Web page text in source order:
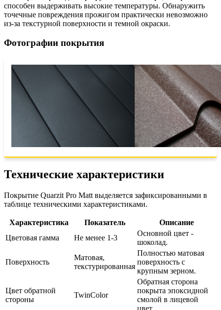
способен выдерживать высокие температуры. Обнаружить
точечные повреждения прожигом практически невозможно
из-за текстурной поверхности и темной окраски.
Фотографии покрытия
Технические характеристики
Покрытие Quarzit Pro Matt выделяется зафиксированными в
таблице техническими характеристиками.
Характеристика Показатель
Описание
Цветовая гамма
Не менее 1-3
Основной цвет -
шоколад.
Поверхность
Матовая,
текстурированная
Полностью матовая
поверхность с
крупным зерном.
Цвет обратной
стороны
TwinColor
Обратная сторона
покрыта эпоксидной
смолой в лицевой
цвет.